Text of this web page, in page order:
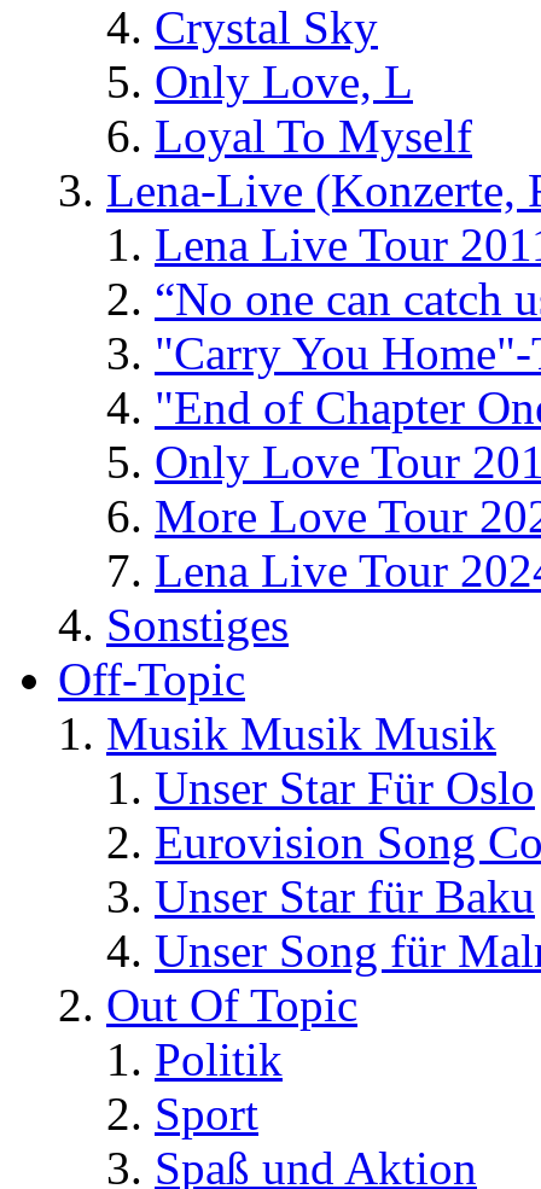
Crystal Sky
Only Love, L
Loyal To Myself
Lena-Live (Konzerte,
Lena Live Tour
“No one can catch
"Carry You
"End of Chapter
Only Love Tour
More Love Tour
Lena Live Tour
Sonstiges
Off-Topic
Musik Musik Musik
Unser Star Für Oslo
Eurovision Song
Unser Star für Baku
Unser Song für
Out Of Topic
Politik
Sport
Spaß und Aktion